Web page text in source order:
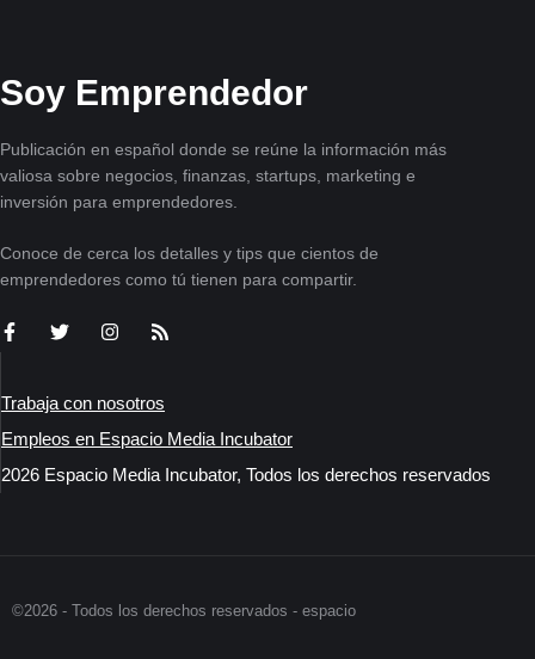
Soy Emprendedor
Publicación en español donde se reúne la información más
valiosa sobre negocios, finanzas, startups, marketing e
inversión para emprendedores.
Conoce de cerca los detalles y tips que cientos de
emprendedores como tú tienen para compartir.
Trabaja con nosotros
Empleos en Espacio Media Incubator
2026 Espacio Media Incubator, Todos los derechos reservados
©2026 - Todos los derechos reservados - espacio